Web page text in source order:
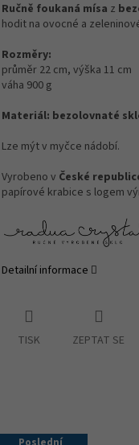
Ručně foukaná mísa z
hodit na ovocné a
Rozměry:
průměr 22 cm, výška 11 cm
váha 900 g
Materiál: bezolovnaté
Lze mýt v myčce nádobí.
Vyrobeno v České
papírové krabice s logem
Detailní informace
TISK ZEPTAT SE